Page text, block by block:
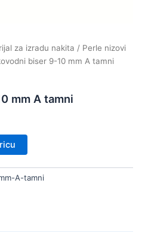
za izradu nakita / Perle nizovi
biser 9-10 mm A tamni
mm A tamni
A-tamni